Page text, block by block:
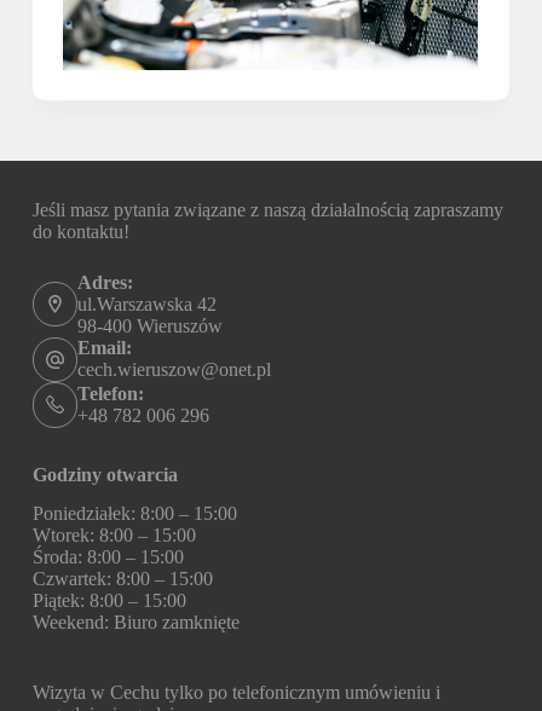
Jeśli masz pytania związane z naszą działalnością zapraszamy
do kontaktu!
Adres:
ul.Warszawska 42
98-400 Wieruszów
Email:
cech.wieruszow@onet.pl
Telefon:
+48 782 006 296
Godziny otwarcia
Poniedziałek: 8:00 – 15:00
Wtorek: 8:00 – 15:00
Środa: 8:00 – 15:00
Czwartek: 8:00 – 15:00
Piątek: 8:00 – 15:00
Weekend: Biuro zamknięte
Wizyta w Cechu tylko po telefonicznym umówieniu i